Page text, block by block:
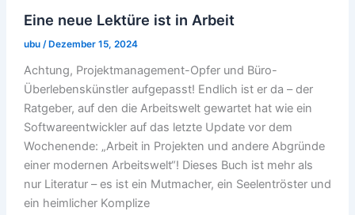
Eine neue Lektüre ist in Arbeit
ubu / Dezember 15, 2024
Achtung, Projektmanagement-Opfer und Büro-
Überlebenskünstler aufgepasst! Endlich ist er da – der
Ratgeber, auf den die Arbeitswelt gewartet hat wie ein
Softwareentwickler auf das letzte Update vor dem
Wochenende: „Arbeit in Projekten und andere Abgründe
einer modernen Arbeitswelt“! Dieses Buch ist mehr als
nur Literatur – es ist ein Mutmacher, ein Seelentröster und
ein heimlicher Komplize